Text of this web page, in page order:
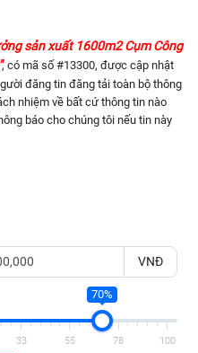
sản xuất 1600m2 Cụm Công
, có mã số #13300, được cập nhật
đăng tin đăng tải toàn bộ thông
nhiệm về bất cứ thông tin nào
báo cho chúng tôi nếu tin này
VNĐ
70%
33 55 78 100